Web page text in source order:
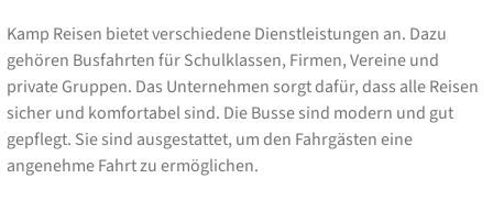
Kamp Reisen bietet verschiedene Dienstleistungen an. Dazu
gehören Busfahrten für Schulklassen, Firmen, Vereine und
private Gruppen. Das Unternehmen sorgt dafür, dass alle Reisen
sicher und komfortabel sind. Die Busse sind modern und gut
gepflegt. Sie sind ausgestattet, um den Fahrgästen eine
angenehme Fahrt zu ermöglichen.